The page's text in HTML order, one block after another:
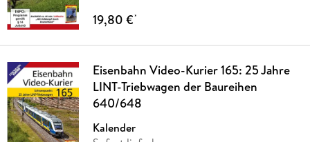
19,80 €*
Eisenbahn Video-Kurier 165: 25 Jahre
LINT-Triebwagen der Baureihen
640/648
Kalender